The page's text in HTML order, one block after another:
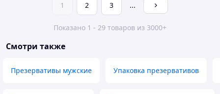
1 2 3 ...
Показано 1 - 29 товаров из 3000+
Смотри также
Презервативы мужские Упаковка презервативов